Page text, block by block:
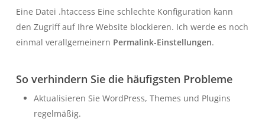
Eine Datei .htaccess Eine schlechte Konfiguration kann
den Zugriff auf Ihre Website blockieren. Ich werde es noch
einmal verallgemeinern Permalink-Einstellungen.
So verhindern Sie die häufigsten Probleme
Aktualisieren Sie WordPress, Themes und Plugins
regelmäßig.